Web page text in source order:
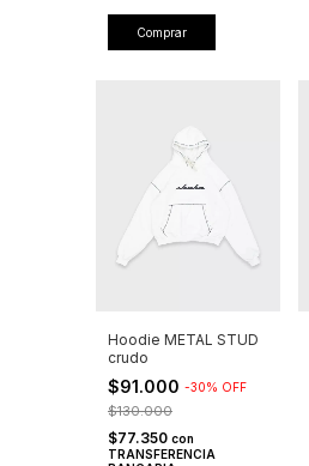
Comprar
Hoodie METAL STUD
crudo
$91.000 -30% OFF
$130.000
$77.350 con
TRANSFERENCIA